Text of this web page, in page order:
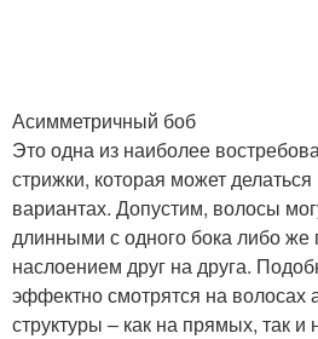
Асимметричный боб
Это одна из наиболее
стрижки, которая может делаться
вариантах. Допустим, волосы
длинными с одного бока либо же
наслоением друг на друга.
эффектно смотрятся на волосах
структуры – как на прямых, так и